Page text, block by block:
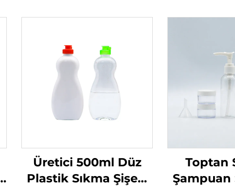
Üretici 500ml Düz
Plastik Sıkma Şişesi
Toptan
Şampuan